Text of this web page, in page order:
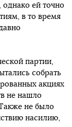
однако ей точно
в то время
партии,
собрать
акциях
не нашло
не было
насилию,